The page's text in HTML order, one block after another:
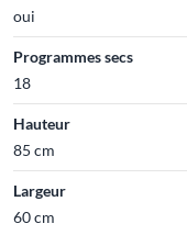
oui
Programmes secs
18
Hauteur
85 cm
Largeur
60 cm